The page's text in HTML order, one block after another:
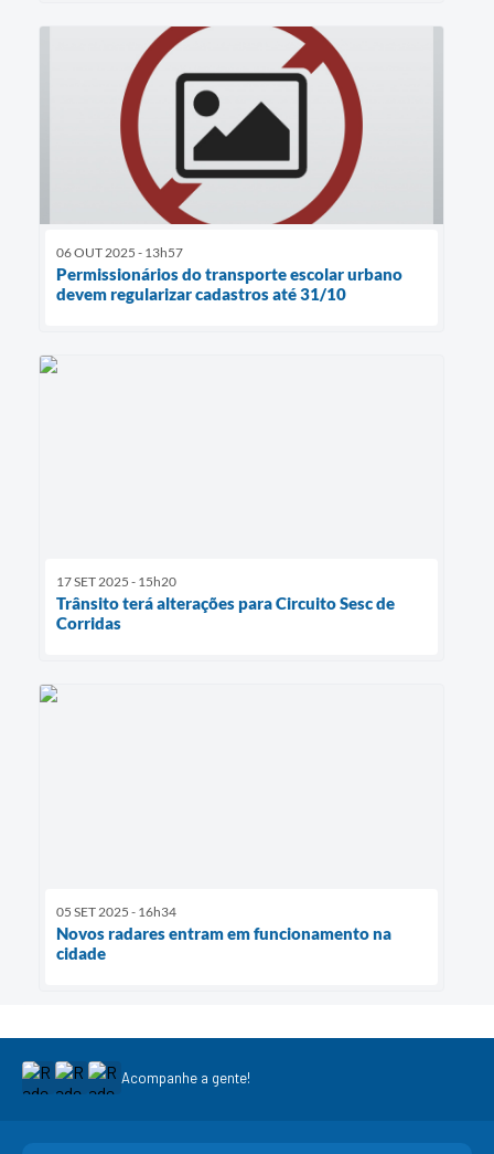
06 OUT 2025 - 13h57
Permissionários do transporte escolar urbano
devem regularizar cadastros até 31/10
17 SET 2025 - 15h20
Trânsito terá alterações para Circuito Sesc de
Corridas
05 SET 2025 - 16h34
Novos radares entram em funcionamento na
cidade
Acompanhe a gente!